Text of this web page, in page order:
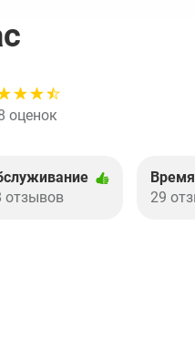
оценок
отзывов
29